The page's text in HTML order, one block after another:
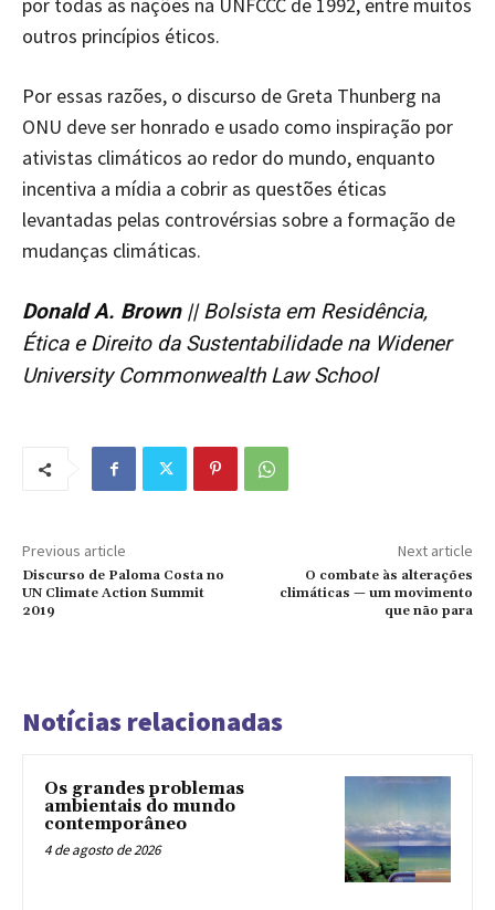
por todas as nações na UNFCCC de 1992, entre muitos
outros princípios éticos.
Por essas razões, o discurso de Greta Thunberg na
ONU deve ser honrado e usado como inspiração por
ativistas climáticos ao redor do mundo, enquanto
incentiva a mídia a cobrir as questões éticas
levantadas pelas controvérsias sobre a formação de
mudanças climáticas.
Donald A. Brown || Bolsista em Residência,
Ética e Direito da Sustentabilidade na Widener
University Commonwealth Law School
Previous article
Discurso de Paloma Costa no
UN Climate Action Summit
2019
Next article
O combate às alterações
climáticas — um movimento
que não para
Notícias relacionadas
Os grandes problemas
ambientais do mundo
contemporâneo
4 de agosto de 2026